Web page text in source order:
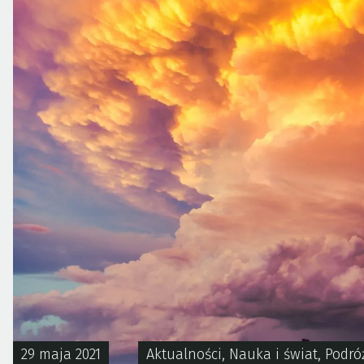
29 maja 2021 Aktualności, Nauka i świat,